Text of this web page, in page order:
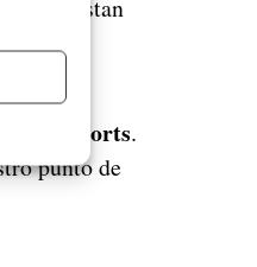
te gustan
sus Shorts.
punto de